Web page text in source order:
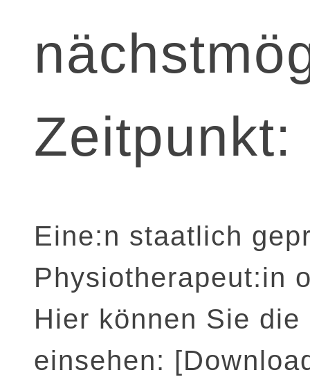
Zeitpunkt:
Eine:n staatlich
Physiotherapeut:in
Hier können Sie
einsehen: